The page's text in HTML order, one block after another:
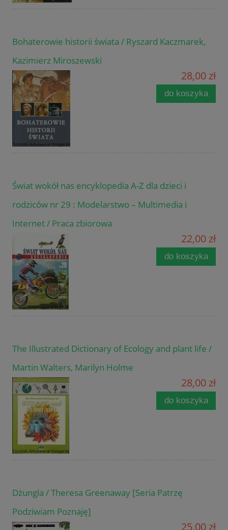
Bohaterowie historii świata / Ryszard Kaczmarek,
Kazimierz Miroszewski
28,00 zł
do koszyka
Świat wokół nas encyklopedia A-Z dla dzieci i
rodziców nr 29 : Modelarstwo – Multimedia i
Internet / Praca zbiorowa
22,00 zł
do koszyka
The Illustrated Dictionary of Ecology and plant life /
Martin Walters, Marilyn Holme
28,00 zł
do koszyka
Dżungla / Theresa Greenaway [Seria Patrzę
Podziwiam Poznaję]
25,00 zł